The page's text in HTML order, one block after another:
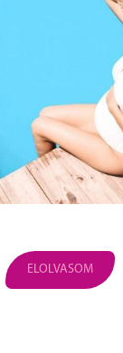
ELOLVASOM